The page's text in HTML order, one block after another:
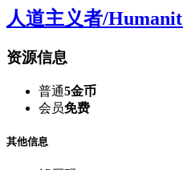
人道主义者/
资源信息
普通5金币
会员免费
其他信息